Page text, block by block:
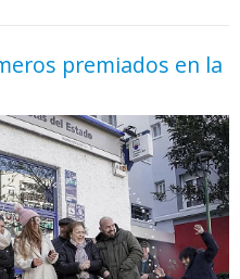
premiados en la